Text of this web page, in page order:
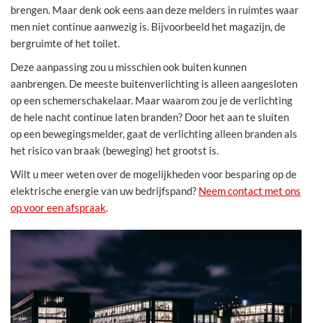
brengen. Maar denk ook eens aan deze melders in ruimtes waar
men niet continue aanwezig is. Bijvoorbeeld het magazijn, de
bergruimte of het toilet.
Deze aanpassing zou u misschien ook buiten kunnen
aanbrengen. De meeste buitenverlichting is alleen aangesloten
op een schemerschakelaar. Maar waarom zou je de verlichting
de hele nacht continue laten branden? Door het aan te sluiten
op een bewegingsmelder, gaat de verlichting alleen branden als
het risico van braak (beweging) het grootst is.
Wilt u meer weten over de mogelijkheden voor besparing op de
elektrische energie van uw bedrijfspand? Neem contact met ons
op voor een afspraak.